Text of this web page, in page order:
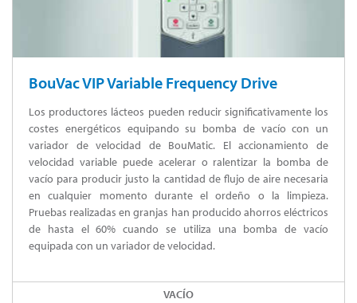
BouVac VIP Variable Frequency Drive
Los productores lácteos pueden reducir significativamente los
costes energéticos equipando su bomba de vacío con un
variador de velocidad de BouMatic. El accionamiento de
velocidad variable puede acelerar o ralentizar la bomba de
vacío para producir justo la cantidad de flujo de aire necesaria
en cualquier momento durante el ordeño o la limpieza.
Pruebas realizadas en granjas han producido ahorros eléctricos
de hasta el 60% cuando se utiliza una bomba de vacío
equipada con un variador de velocidad.
VACÍO